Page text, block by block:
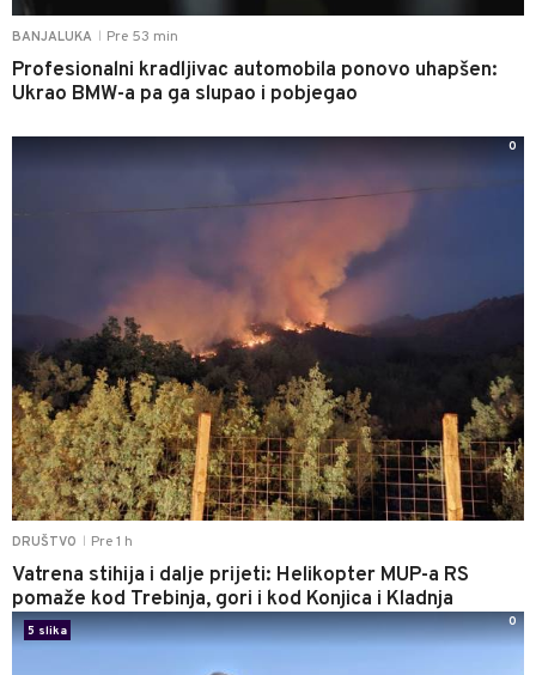
BANJALUKA Pre 53 min
Profesionalni kradljivac automobila ponovo uhapšen:
Ukrao BMW-a pa ga slupao i pobjegao
DRUŠTVO Pre 1 h
Vatrena stihija i dalje prijeti: Helikopter MUP-a RS
pomaže kod Trebinja, gori i kod Konjica i Kladnja
0
5 slika
0